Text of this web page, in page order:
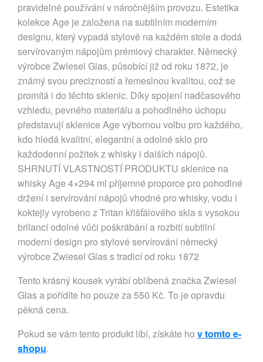
pravidelné používání v náročnějším provozu. Estetika
kolekce Age je založena na subtilním moderním
designu, který vypadá stylově na každém stole a dodá
servírovaným nápojům prémiový charakter. Německý
výrobce Zwiesel Glas, působící již od roku 1872, je
známý svou precizností a řemeslnou kvalitou, což se
promítá i do těchto sklenic. Díky spojení nadčasového
vzhledu, pevného materiálu a pohodlného úchopu
představují sklenice Age výbornou volbu pro každého,
kdo hledá kvalitní, elegantní a odolné sklo pro
každodenní požitek z whisky i dalších nápojů.
SHRNUTÍ VLASTNOSTÍ PRODUKTU sklenice na
whisky Age 4×294 ml příjemné proporce pro pohodlné
držení i servírování nápojů vhodné pro whisky, vodu i
koktejly vyrobeno z Tritan křišťálového skla s vysokou
brilancí odolné vůči poškrábání a rozbití subtilní
moderní design pro stylové servírování německý
výrobce Zwiesel Glas s tradicí od roku 1872
Tento krásný kousek vyrábí oblíbená značka Zwiesel
Glas a pořídíte ho pouze za 550 Kč. To je opravdu
pěkná cena.
Pokud se vám tento produkt líbí, získáte ho v tomto e-
shopu.